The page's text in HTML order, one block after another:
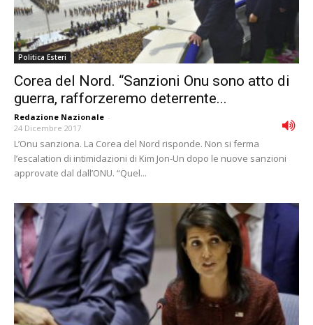
Politica Esteri
Corea del Nord. “Sanzioni Onu sono atto di
guerra, rafforzeremo deterrente...
Redazione Nazionale -
24 Dicembre 2017
L’Onu sanziona. La Corea del Nord risponde. Non si ferma
l’escalation di intimidazioni di Kim Jon-Un dopo le nuove sanzioni
approvate dal dall’ONU. “Quel...